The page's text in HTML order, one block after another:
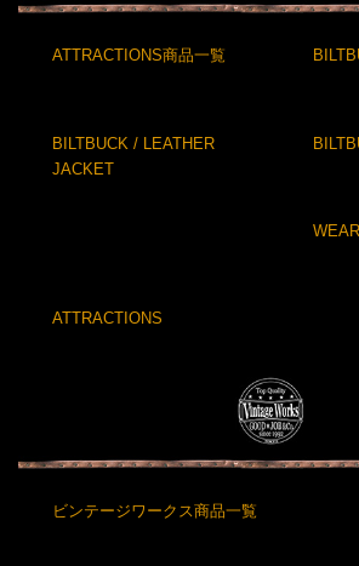
ATTRACTIONS商品一覧
BILTBUCK / LEATHER
JACKET
ATTRACTIONS
ビンテージワークス商品一覧